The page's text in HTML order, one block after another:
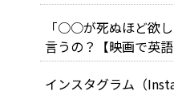
「○○が死ぬほど欲
言うの？【映画で英語
インスタグラム（